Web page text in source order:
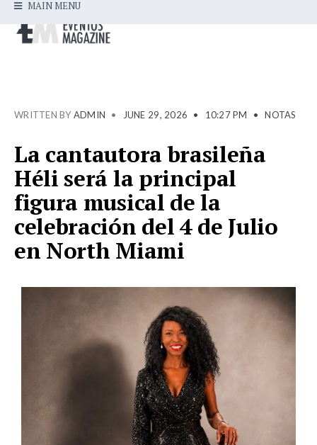
MAIN MENU
WRITTEN BY ADMIN • JUNE 29, 2026 • 10:27 PM • NOTAS
La cantautora brasileña
Héli será la principal
figura musical de la
celebración del 4 de Julio
en North Miami